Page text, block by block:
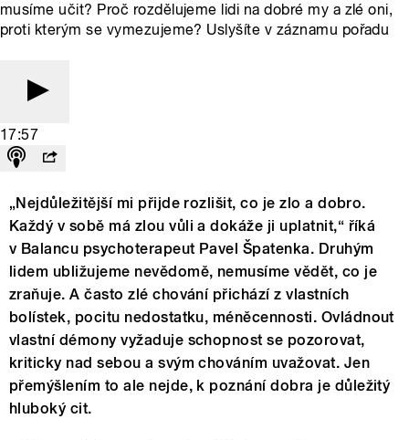
musíme učit? Proč rozdělujeme lidi na dobré my a zlé oni,
proti kterým se vymezujeme? Uslyšíte v záznamu pořadu
17:57
„Nejdůležitější mi přijde rozlišit, co je zlo a dobro.
Každý v sobě má zlou vůli a dokáže ji uplatnit,“ říká
v Balancu psychoterapeut Pavel Špatenka. Druhým
lidem ubližujeme nevědomě, nemusíme vědět, co je
zraňuje. A často zlé chování přichází z vlastních
bolístek, pocitu nedostatku, méněcennosti. Ovládnout
vlastní démony vyžaduje schopnost se pozorovat,
kriticky nad sebou a svým chováním uvažovat. Jen
přemýšlením to ale nejde, k poznání dobra je důležitý
hluboký cit.